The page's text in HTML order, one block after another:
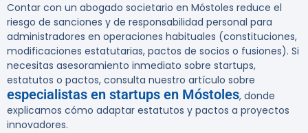
Contar con un abogado societario en Móstoles reduce el
riesgo de sanciones y de responsabilidad personal para
administradores en operaciones habituales (constituciones,
modificaciones estatutarias, pactos de socios o fusiones). Si
necesitas asesoramiento inmediato sobre startups,
estatutos o pactos, consulta nuestro artículo sobre
especialistas en startups en Móstoles, donde
explicamos cómo adaptar estatutos y pactos a proyectos
innovadores.